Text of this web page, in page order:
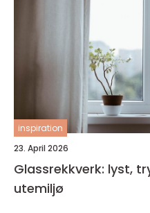
inspiration
23. April 2026
Glassrekkverk: lyst,
utemiljø